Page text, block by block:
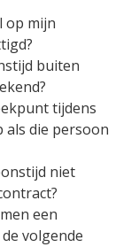
op mijn
buiten
tijdens
als die persoon
niet
een
volgende